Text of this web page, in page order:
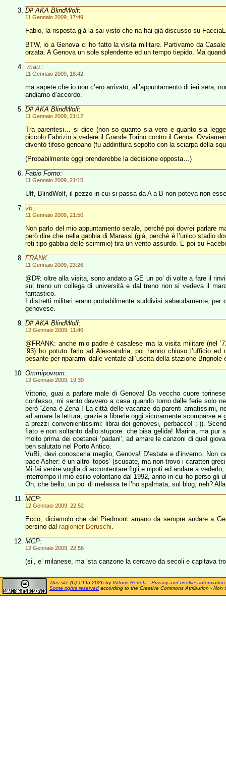
D# AKA BlindWolf:
11 Gennaio 2009, 17:49
Fabio, la risposta già la sai visto che na hai già discusso su
BTW, io a Genova ci ho fatto la visita militare. Partivamo da
orzata. A Genova un sole splendente ed un tempo tiepido. Ma
.mau. :
11 Gennaio 2009, 18:42
ma sapete che io non c’ero arrivato, all’appuntamento di ieri sera,
andiamo d’accordo.
D# AKA BlindWolf:
11 Gennaio 2009, 21:12
Tra parentesi… si dice (non so quanto sia vero e quanto sia
piccolo Fabrizio a vedere il Grande Torino contro il Genoa.
diventò tifoso genoano (fu addirittura sepolto con la sciarpa della
(Probabilmente oggi prenderebbe la decisione opposta…)
Fabio Forno:
11 Gennaio 2009, 21:15
Uff, BlindWolf, il pezzo in cui si passa da A a B non poteva non
vb:
11 Gennaio 2009, 21:50
Non parlo del mio appuntamento serale, perché poi dovrei parlare
però dire che nella gabbia di Marassi (già, perché è l’unico stadio
reti tipo gabbia delle scimmie) tira un vento assurdo. E poi su
FRANK:
11 Gennaio 2009, 23:26
@D#: oltre alla visita, sono andato a GE un po’ di volte a fare il
sul treno un collega di università e dal treno non si vedeva il
fantastico.
I distretti militari erano probabilmente suddivisi sabaudamente,
genovese.
D# AKA BlindWolf:
12 Gennaio 2009, 11:46
@FRANK: anche mio padre è casalese ma la visita militare (nel
’93) ho potuto farlo ad Alessandria, poi hanno chiuso l’ufficio
pesante per ripararmi dalle ventate all’uscita della stazione
Ommipovrom:
12 Gennaio 2009, 19:39
Vittorio, guai a parlare male di Genova! Da veccho cuore
confesso, mi sento davvero a casa quando torno dalle ferie solo
però “Zena è Zena”! La città delle vacanze da parenti amatissimi,
ad amare la lettura, grazie a librerie oggi sicuramente scomparse
a prezzi convenientissimi: librai dei genovesi, perbacco! ;-)).
fiato e non soltanto dallo stupore: che bisa gelida! Marina, ma pur
molto prima dei coetanei ‘padani’, ad amare le canzoni di quel
ben salutato nel Porto Antico.
VuBì, devi conoscerla meglio, Genova! D’estate e d’inverno. Non
pace Asher: è un altro ‘topos’ (scusate, ma non trovo i caratteri
Mi fai venire voglia di accontentare figli e nipoti ed andare a
interrompo il mio esilio volontario dal 1992, anno in cui ho perso gli
Oh, che bello, un po’ di melassa te l’ho spalmata, sul blog, neh?
MCP:
12 Gennaio 2009, 22:52
Ecco, diciamolo che dal Piedmont amano da sempre andare a
persino dal ragionier Beruschi.
MCP:
12 Gennaio 2009, 22:56
(si’, e’ milanese, ma ‘sta canzone la cercavo da secoli e capitava
This site (C) 1995-2026 by Vittorio Bertola - Privacy and cookies information
Some rights reserved according to the Creative Commons Attribution - Non